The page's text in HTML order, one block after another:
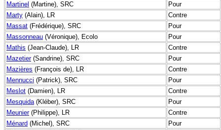
Martinel (Martine), SRC
Pour
Marty (Alain), LR
Contre
Massat (Frédérique), SRC
Pour
Massonneau (Véronique), Ecolo
Pour
Mathis (Jean-Claude), LR
Contre
Mazetier(Sandrine), SRC
Pour
Mazières (François de), LR
Contre
Mennucci (Patrick), SRC
Pour
Meslot (Damien), LR
Contre
Mesquida(Kléber), SRC
Pour
Meunier(Philippe), LR
Contre
Ménard (Michel), SRC
Pour